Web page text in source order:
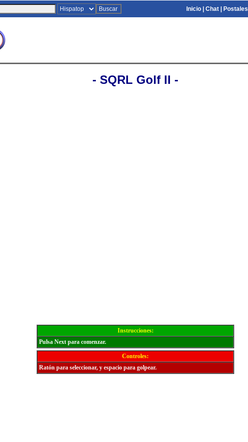
Inicio Chat Postales
- SQRL Golf II -
Instrucciones:
Pulsa Next para comenzar.
Controles:
Ratón para seleccionar, y espacio para golpear.